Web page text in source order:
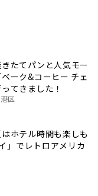
きたてパンと人気モー
ーク&コーヒー チェ
てきました！
区
はホテル時間も楽しも
」でレトロアメリカ